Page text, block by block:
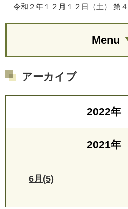
令和２年１２月１２日（土） 第
Menu
アーカイブ
2022年
2021年
6月(5)